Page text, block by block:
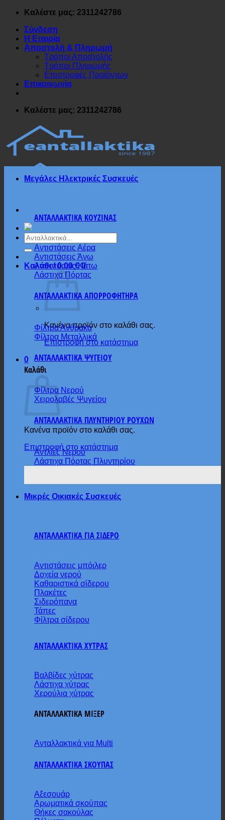
Μετάβαση
περιεχόμενο
Καλέστε μας: 2311242786
Σύνδεση
Η Εταιρία
Αποστολή & Πληρωμή
Τρόποι Αποστολής
Τρόποι Πληρωμής
Επιστροφές Προϊόντων
Επικοινωνία
Καλέστε μας: 2311242786
Αναζήτηση
για:
Καλάθι /0.00€ 0
Κανένα προϊόν στο καλάθι σας.
Επιστροφή στο κατάστημα
0
Καλάθι
Κανένα προϊόν στο καλάθι σας.
Επιστροφή στο κατάστημα
Μεγάλες Ηλεκτρικές Συσκευές
ΑΝΤΑΛΛΑΚΤΙΚΑ ΚΟΥΖΙΝΑΣ
Αντιστάσεις Αέρα
Αντιστάσεις Άνω
Αντιστάσεις Κάτω
Λάστιχα Πόρτας
ΑΝΤΑΛΛΑΚΤΙΚΑ ΑΠΟΡΡΟΦΗΤΗΡΑ
Φίλτρα Άνθρακα
Φίλτρα Μεταλλικά
ΑΝΤΑΛΛΑΚΤΙΚΑ ΨΥΓΕΙΟΥ
Φίλτρα Νερού
Χειρολαβές Ψυγείου
ΑΝΤΑΛΛΑΚΤΙΚΑ ΠΛΥΝΤΗΡΙΟΥ ΡΟΥΧΩΝ
Αντλίες Νερού
Λάστιχα Πόρτας Πλυντηρίου
Μικρές Οικιακές Συσκευές
ΑΝΤΑΛΛΑΚΤΙΚΑ ΓΙΑ ΣΙΔΕΡΟ
Αντιστάσεις μπόιλερ
Δοχεία νερού
Καθαριστικά σίδερου
Πλακέτες
Σιδερόπανα
Τάπες
Φίλτρα σίδερου
ΑΝΤΑΛΛΑΚΤΙΚΑ ΧΥΤΡΑΣ
Βαλβίδες χύτρας
Λάστιχα χύτρας
Χερούλια χύτρας
ΑΝΤΑΛΛΑΚΤΙΚΑ ΜΙΞΕΡ
Ανταλλακτικά για Multi
ΑΝΤΑΛΛΑΚΤΙΚΑ ΣΚΟΥΠΑΣ
Αξεσουάρ
Αρωματικά σκούπας
Θήκες σακούλας